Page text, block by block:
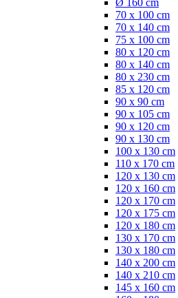
Ø 160 cm
70 x 100 cm
70 x 140 cm
75 x 100 cm
80 x 120 cm
80 x 140 cm
80 x 230 cm
85 x 120 cm
90 x 90 cm
90 x 105 cm
90 x 120 cm
90 x 130 cm
100 x 130 cm
110 x 170 cm
120 x 130 cm
120 x 160 cm
120 x 170 cm
120 x 175 cm
120 x 180 cm
130 x 170 cm
130 x 180 cm
140 x 200 cm
140 x 210 cm
145 x 160 cm